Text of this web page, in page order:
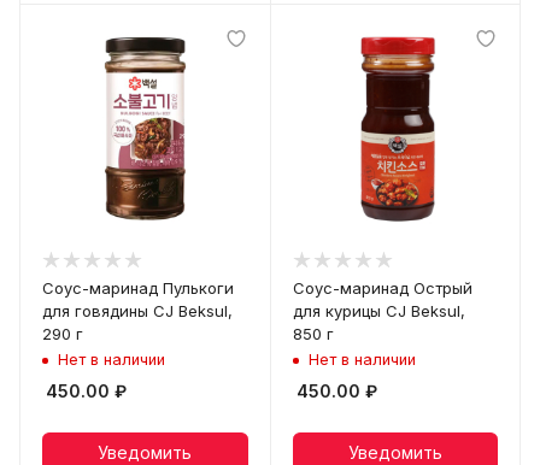
Соус-маринад Пулькоги
для говядины CJ Beksul,
290 г
Нет в наличии
450.00 ₽
Уведомить
Соус-маринад Острый
для курицы CJ Beksul,
850 г
Нет в наличии
450.00 ₽
Уведомить